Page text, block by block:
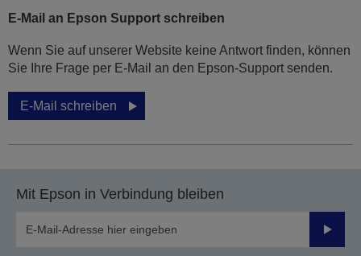
E-Mail an Epson Support schreiben
Wenn Sie auf unserer Website keine Antwort finden, können
Sie Ihre Frage per E-Mail an den Epson-Support senden.
E-Mail schreiben
Mit Epson in Verbindung bleiben